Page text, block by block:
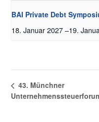
BAI Private Debt
18. Januar 2027 –19.
43. Münchner